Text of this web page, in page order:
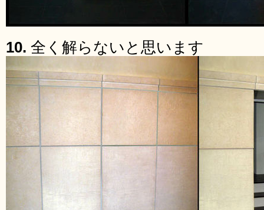
10. 全く解らないと思います